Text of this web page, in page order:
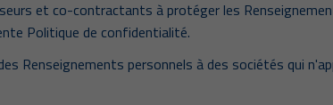
et co-contractants à protéger les
Politique de confidentialité.
Renseignements personnels à des sociétés qui